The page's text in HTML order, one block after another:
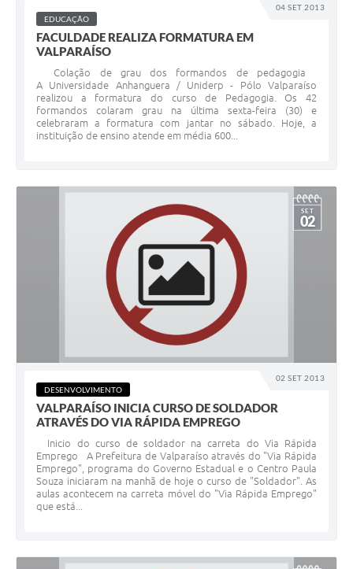
04 SET 2013
EDUCAÇÃO
FACULDADE REALIZA FORMATURA EM
VALPARAÍSO
Colação de grau dos formandos de pedagogia
A Universidade Anhanguera / Uniderp - Pólo Valparaíso
realizou a formatura do curso de Pedagogia. Os 42
formandos colaram grau na última sexta-feira (30) e
celebraram a formatura com jantar no sábado. Hoje, a
instituição de ensino atende em média 600...
02 SET 2013
SET
02
DESENVOLVIMENTO
VALPARAÍSO INICIA CURSO DE SOLDADOR
ATRAVÉS DO VIA RÁPIDA EMPREGO
Inicio do curso de soldador na carreta do Via Rápida
Emprego A Prefeitura de Valparaíso através do "Via Rápida
Emprego", programa do Governo Estadual e o Centro Paula
Souza iniciaram na manhã de hoje o curso de "Soldador". As
aulas acontecem na carreta móvel do "Via Rápida Emprego"
que está...